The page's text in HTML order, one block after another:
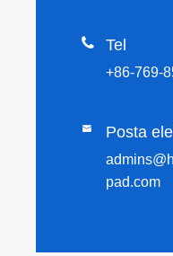
 Tel
+86-769-
 Posta
pad.com